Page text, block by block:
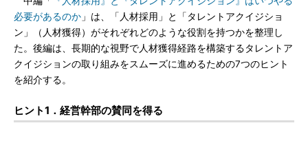
必要があるのか 」は、「人材採用」と「タレントアクイジショ
ン」（人材獲得）がそれぞれどのような役割を持つかを整理し
た。後編は、長期的な視野で人材獲得経路を構築するタレントア
クイジションの取り組みをスムーズに進めるための7つのヒント
を紹介する。
ヒント1．経営幹部の賛同を得る